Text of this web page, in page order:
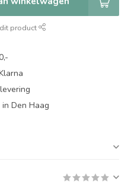
product
Den Haag